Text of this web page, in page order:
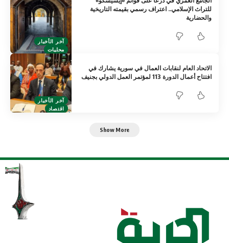
آخر الأخبار
محليات
للتراث الإسلامي.. اعتراف رسمي بقيمته التاريخية
والحضارية
آخر الأخبار
اقتصاد
الاتحاد العام لنقابات العمال في سورية يشارك في
افتتاح أعمال الدورة 113 لمؤتمر العمل الدولي بجنيف
Show More